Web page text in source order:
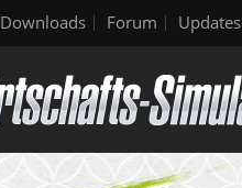
Downloads Forum Updates